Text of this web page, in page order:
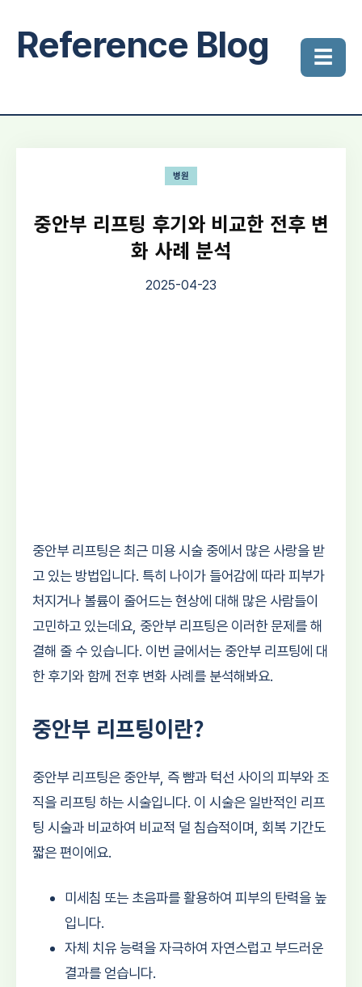
Reference Blog ☰
병원
중안부 리프팅 후기와 비교한 전후 변
화 사례 분석
2025-04-23
중안부 리프팅은 최근 미용 시술 중에서 많은 사랑을 받
고 있는 방법입니다. 특히 나이가 들어감에 따라 피부가
처지거나 볼륨이 줄어드는 현상에 대해 많은 사람들이
고민하고 있는데요, 중안부 리프팅은 이러한 문제를 해
결해 줄 수 있습니다. 이번 글에서는 중안부 리프팅에 대
한 후기와 함께 전후 변화 사례를 분석해봐요.
중안부 리프팅이란?
중안부 리프팅은 중안부, 즉 뺨과 턱선 사이의 피부와 조
직을 리프팅 하는 시술입니다. 이 시술은 일반적인 리프
팅 시술과 비교하여 비교적 덜 침습적이며, 회복 기간도
짧은 편이에요.
미세침 또는 초음파를 활용하여 피부의 탄력을 높
입니다.
자체 치유 능력을 자극하여 자연스럽고 부드러운
결과를 얻습니다.